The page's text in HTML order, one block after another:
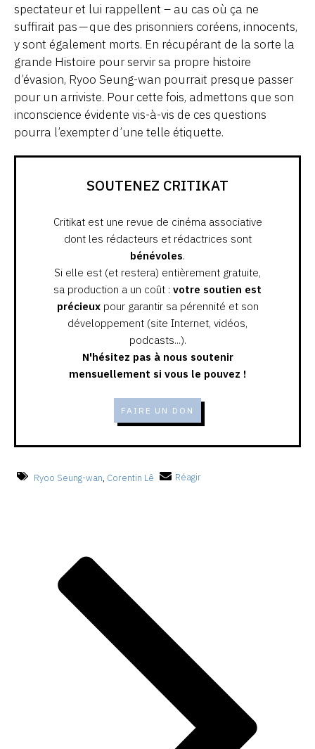
spectateur et lui rappellent – au cas où ça ne
suffirait pas — que des prisonniers coréens, innocents,
y sont également morts. En récupérant de la sorte la
grande Histoire pour servir sa propre histoire
d’évasion, Ryoo Seung-wan pourrait presque passer
pour un arriviste. Pour cette fois, admettons que son
inconscience évidente vis-à-vis de ces questions
pourra l’exempter d’une telle étiquette.
SOUTENEZ CRITIKAT
Critikat est une revue de cinéma associative
dont les rédacteurs et rédactrices sont
bénévoles.
Si elle est (et restera) entièrement gratuite,
sa production a un coût : votre soutien est
précieuxpour garantir sa pérennité et son
développement (site Internet, vidéos,
podcasts...).
N'hésitez pas à nous soutenir
mensuellement si vous le pouvez !
FAIRE UN DON
Ryoo Seung-wan Corentin Lê Réagir